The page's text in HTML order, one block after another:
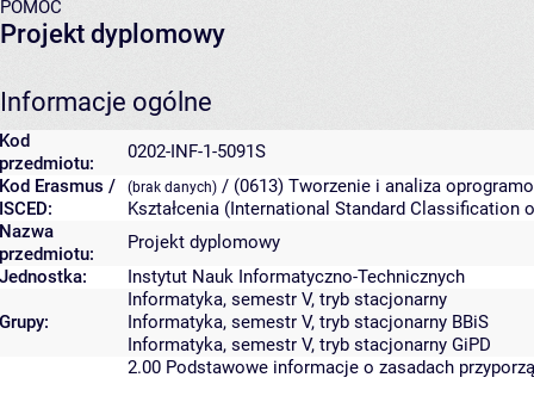
POMOC
Projekt dyplomowy
Informacje ogólne
Kod
przedmiotu:
0202-INF-1-5091S
Kod Erasmus /
ISCED:
(brak danych) / (0613) Tworzenie i analiza
Kształcenia (International Standard Classification
Nazwa
przedmiotu:
Projekt dyplomowy
Jednostka:
Instytut Nauk Informatyczno-Technicznych
Grupy:
Informatyka, semestr V, tryb stacjonarny
Informatyka, semestr V, tryb stacjonarny BBiS
Informatyka, semestr V, tryb stacjonarny GiPD
2.00 Podstawowe informacje o zasadach